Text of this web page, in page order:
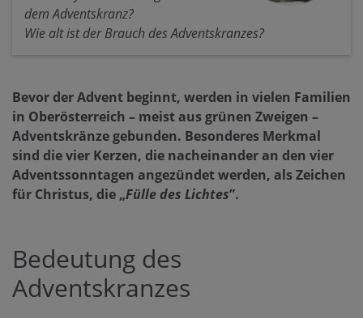
dem Adventskranz?
Wie alt ist der Brauch des Adventskranzes?
Bevor der Advent beginnt, werden in vielen Familien
in Oberösterreich – meist aus grünen Zweigen –
Adventskränze gebunden. Besonderes Merkmal
sind die vier Kerzen, die nacheinander an den vier
Adventssonntagen angezündet werden, als Zeichen
für Christus, die „Fülle des Lichtes”.
Bedeutung des
Adventskranzes